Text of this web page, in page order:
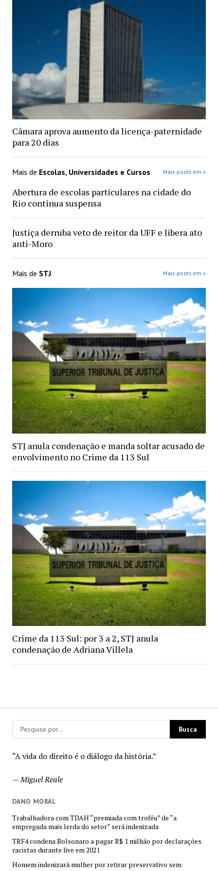
“A vida do direito é o diálogo da história.”
—Miguel Reale
DANO MORAL
Trabalhadora com TDAH “premiada com troféu” de “a
empregada mais lerda do setor” será indenizada
TRF4 condena Bolsonaro a pagar R$ 1 milhão por declarações
racistas durante live em 2021
Homem indenizará mulher por retirar preservativo sem
Câmara aprova aumento da licença-paternidade
para 20 dias
Mais de Escolas, Universidades e Cursos Mais posts em »
Abertura de escolas particulares na cidade do
Rio continua suspensa
Justiça derruba veto de reitor da UFF e libera ato
anti-Moro
Mais de STJ Mais posts em »
STJ anula condenação e manda soltar acusado de
envolvimento no Crime da 113 Sul
Crime da 113 Sul: por 3 a 2, STJ anula
condenação de Adriana Villela